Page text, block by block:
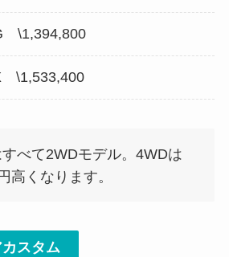
\1,394,800
\1,533,400
べて2WDモデル。4WDは
高くなります。
スタム